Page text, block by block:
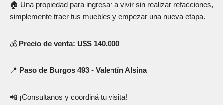
🏠 Una propiedad para ingresar a vivir sin realizar refacciones,
simplemente traer tus muebles y empezar una nueva etapa.
💰 Precio de venta: U$S 140.000
📍 Paso de Burgos 493 - Valentín Alsina
📲 ¡Consultanos y coordiná tu visita!